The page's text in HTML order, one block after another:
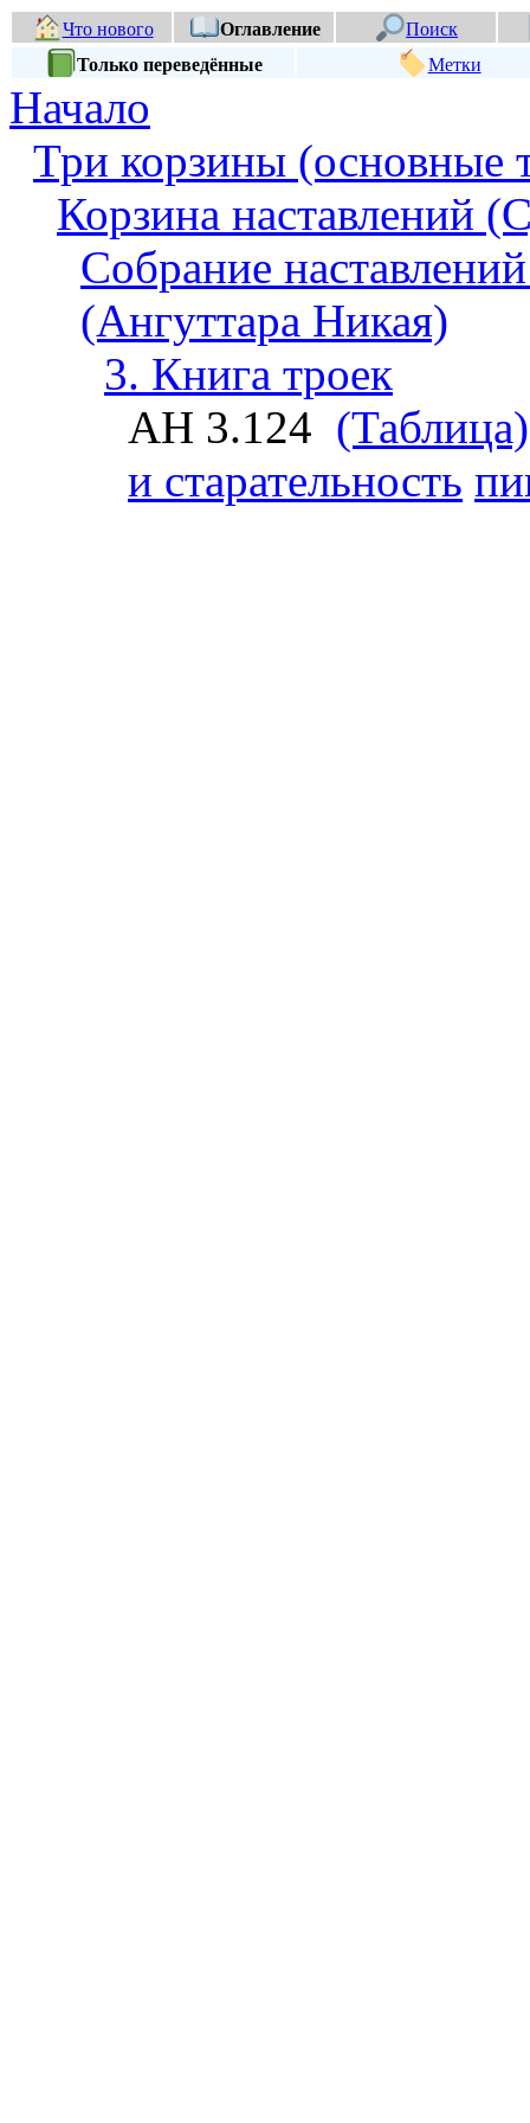
Что нового Оглавление
Поиск
Только переведённые
Метки
Начало
Три корзины (основные
Корзина наставлений
Собрание
(Ангуттара Никая)
3. Книга троек
АН 3.124 (Таблица)
и старательность